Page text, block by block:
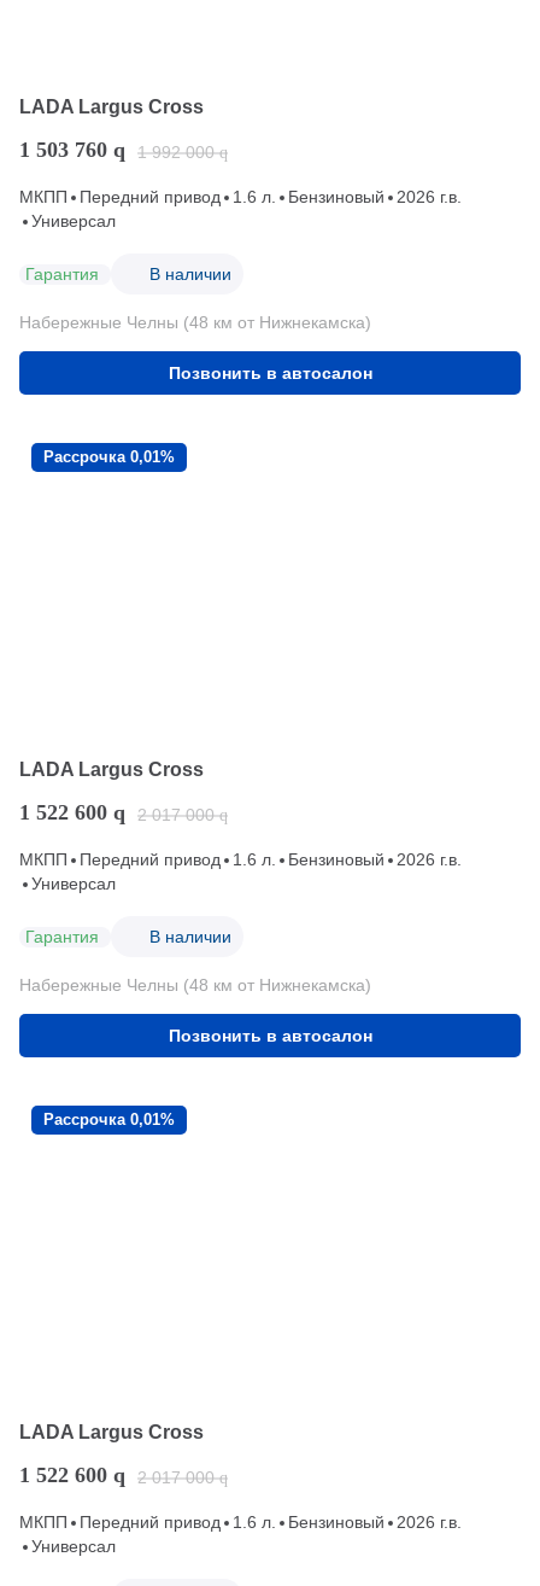
LADA Largus Cross
1 503 760 q 1 992 000 q
МКПП Передний привод 1.6 л. Бензиновый
2026 г.в.
Универсал
Гарантия В наличии
Набережные Челны (48 км от Нижнекамска)
Позвонить в автосалон
Рассрочка 0,01%
LADA Largus Cross
1 522 600 q 2 017 000 q
МКПП Передний привод 1.6 л. Бензиновый
2026 г.в.
Универсал
Гарантия В наличии
Набережные Челны (48 км от Нижнекамска)
Позвонить в автосалон
Рассрочка 0,01%
LADA Largus Cross
1 522 600 q 2 017 000 q
МКПП Передний привод 1.6 л. Бензиновый
2026 г.в.
Универсал